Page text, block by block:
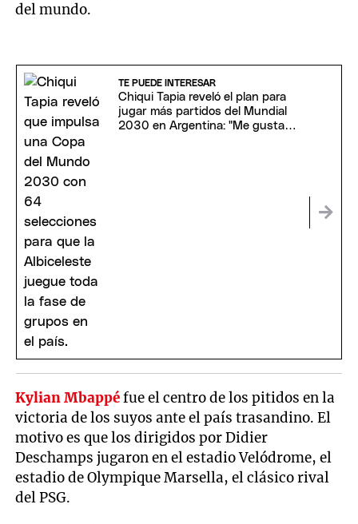
del mundo.
TE PUEDE INTERESAR
Chiqui Tapia reveló el plan para
jugar más partidos del Mundial
2030 en Argentina: "Me gustaría
Kylian Mbappéfue el centro de los pitidos en la
victoria de los suyos ante el país trasandino. El
motivo es que los dirigidos por Didier
Deschamps jugaron en el estadio Velódrome, el
estadio de Olympique Marsella, el clásico rival
del PSG.